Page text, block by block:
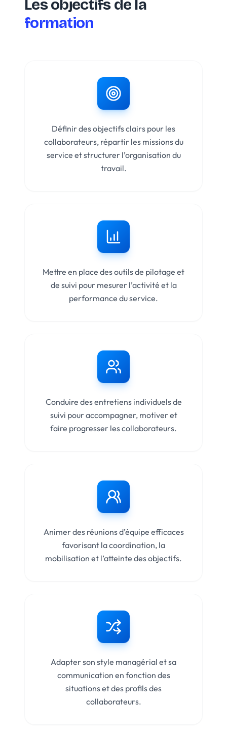
Les objectifs de la
formation
Définir des objectifs clairs pour les
collaborateurs, répartir les missions du
service et structurer l’organisation du
travail.
Mettre en place des outils de pilotage et
de suivi pour mesurer l’activité et la
performance du service.
Conduire des entretiens individuels de
suivi pour accompagner, motiver et
faire progresser les collaborateurs.
Animer des réunions d’équipe efficaces
favorisant la coordination, la
mobilisation et l’atteinte des objectifs.
Adapter son style managérial et sa
communication en fonction des
situations et des profils des
collaborateurs.